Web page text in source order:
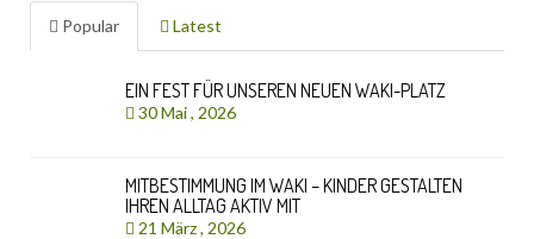
Popular Latest
EIN FEST FÜR UNSEREN NEUEN WAKI-PLATZ
30 Mai , 2026
MITBESTIMMUNG IM WAKI – KINDER GESTALTEN
IHREN ALLTAG AKTIV MIT
21 März , 2026